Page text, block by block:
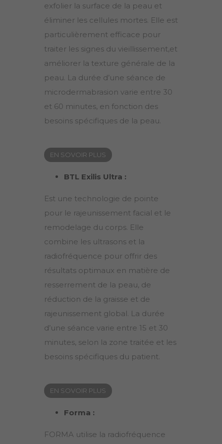
exfolier la surface de la peau et
éliminer les cellules mortes. Elle est
particulièrement efficace pour
traiter les signes du vieillissement,et
améliorer la texture générale de la
peau. La durée d’une séance de
microdermabrasion varie entre 30
et 60 minutes, en fonction des
besoins spécifiques de la peau.
EN SOVOIR PLUS
BTL Exilis Ultra :
Est une technologie de pointe
pour le rajeunissement facial et le
remodelage du corps. Elle
combine les ultrasons et la
radiofréquence pour offrir des
résultats optimaux en matière de
resserrement de la peau, de
réduction de la graisse et de
rajeunissement global. La durée
d’une séance varie entre 15 et 30
minutes, selon la zone traitée et les
besoins spécifiques du patient.
EN SOVOIR PLUS
Forma :
FORMA utilise la radiofréquence